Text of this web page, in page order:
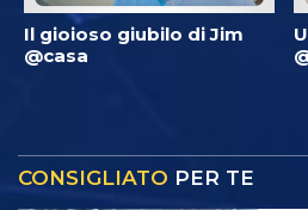
Il gioioso giubilo di Jim
@casa
CONSIGLIATO PER TE